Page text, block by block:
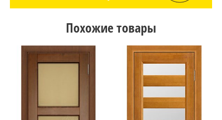
Похожие товары